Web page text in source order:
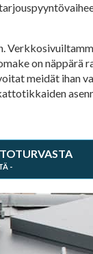
on näppärä
meidät ihan